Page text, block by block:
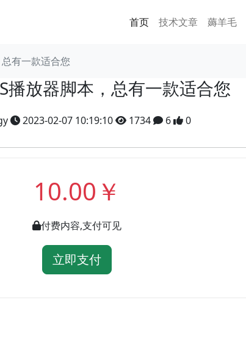
首页 技术文章 薅羊毛
有一款适合您
播放器脚本，总有一款适合您
2023-02-07 10:19:10 1734 6 0
10.00￥
付费内容,支付可见
立即支付